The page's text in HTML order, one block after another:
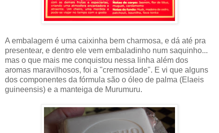
A embalagem é uma caixinha bem charmosa, e dá até pra
presentear, e dentro ele vem embaladinho num saquinho...
mas o que mais me conquistou nessa linha além dos
aromas maravilhosos, foi a "cremosidade". E vi que alguns
dos componentes da fórmula são o óleo de palma (Elaeis
guineensis) e a manteiga de Murumuru.